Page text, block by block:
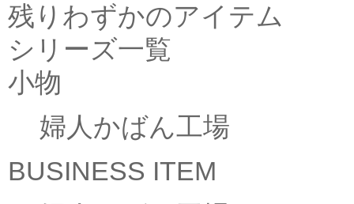
残りわずかのアイテム
シリーズ一覧
小物
婦人かばん工場
BUSINESS ITEM